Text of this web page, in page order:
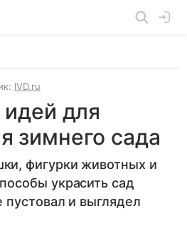
IVD.ru
для
зимнего сада
фигурки животных и
украсить сад
и выглядел